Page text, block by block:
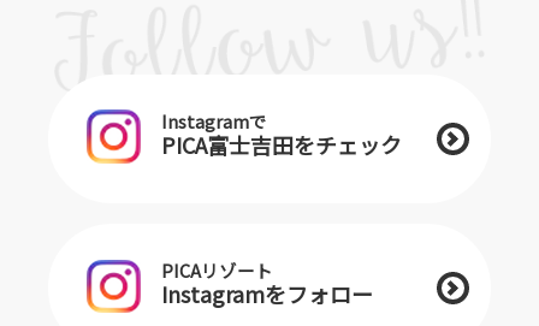
Instagramで
PICA富士吉田をチェック
PICAリゾート
Instagramをフォロー